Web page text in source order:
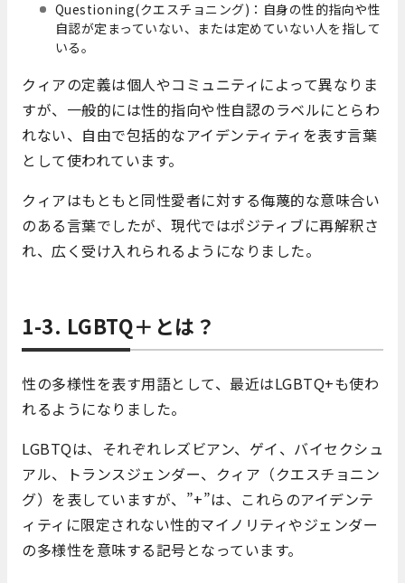
Questioning(クエスチョニング)：自身の性的指向や性
自認が定まっていない、または定めていない人を指して
いる。
クィアの定義は個人やコミュニティによって異なりま
すが、一般的には性的指向や性自認のラベルにとらわ
れない、自由で包括的なアイデンティティを表す言葉
として使われています。
クィアはもともと同性愛者に対する侮蔑的な意味合い
のある言葉でしたが、現代ではポジティブに再解釈さ
れ、広く受け入れられるようになりました。
1-3. LGBTQ＋とは？
性の多様性を表す用語として、最近はLGBTQ+も使わ
れるようになりました。
LGBTQは、それぞれレズビアン、ゲイ、バイセクシュ
アル、トランスジェンダー、クィア（クエスチョニン
グ）を表していますが、”+”は、これらのアイデンテ
ィティに限定されない性的マイノリティやジェンダー
の多様性を意味する記号となっています。